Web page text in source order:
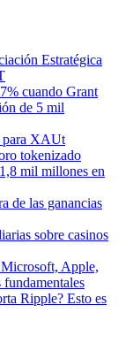
Estratégica
cuando Grant
de 5 mil
para XAUt
tokenizado
mil millones en
de las ganancias
sobre casinos
Microsoft, Apple,
Ripple? Esto es